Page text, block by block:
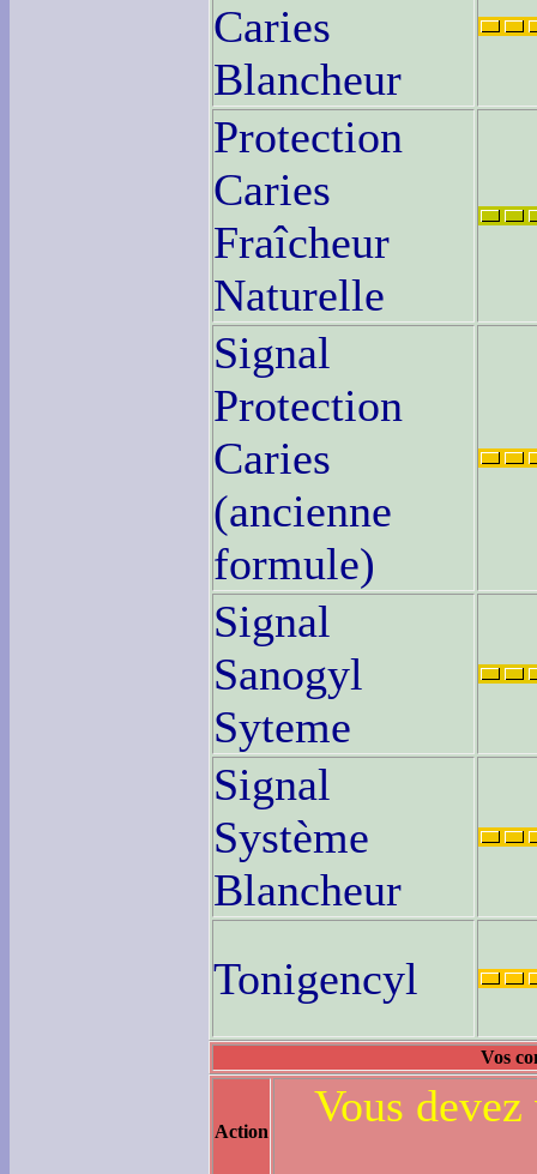
Caries
Blancheur
Protection
Caries
Fraîcheur
Naturelle
Signal
Protection
Caries
(ancienne
formule)
Signal
Sanogyl
Syteme
Signal
Système
Blancheur
Tonigencyl
Vos
Action
Vous